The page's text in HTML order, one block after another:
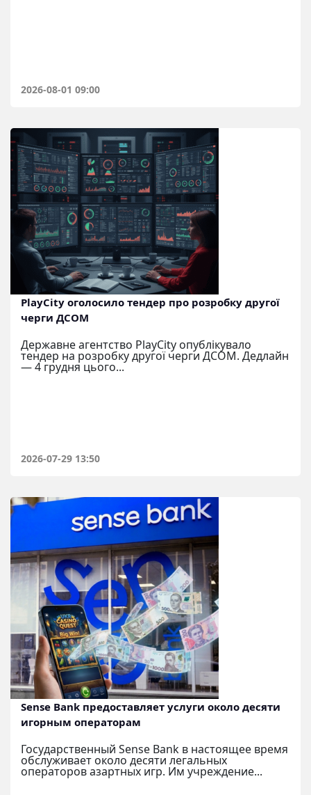
2026-08-01 09:00
PlayCity оголосило тендер про розробку другої
черги ДСОМ
Державне агентство PlayCity опублікувало
тендер на розробку другої черги ДСОМ. Дедлайн
— 4 грудня цього...
2026-07-29 13:50
Sense Bank предоставляет услуги около десяти
игорным операторам
Государственный Sense Bank в настоящее время
обслуживает около десяти легальных
операторов азартных игр. Им учреждение...